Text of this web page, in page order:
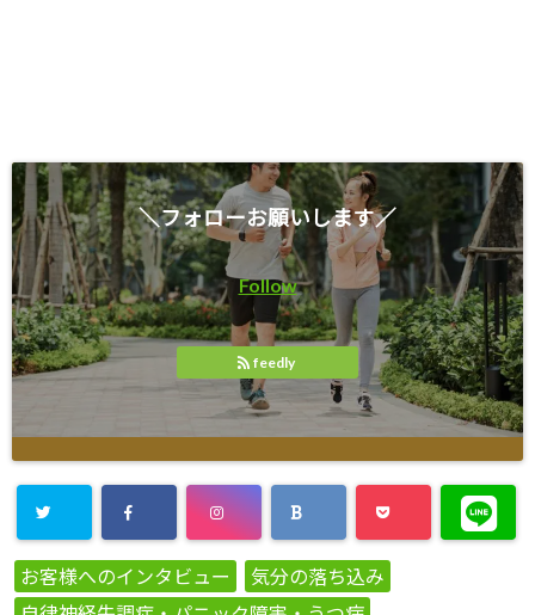
＼フォローお願いします／
Follow
feedly
お客様へのインタビュー
気分の落ち込み